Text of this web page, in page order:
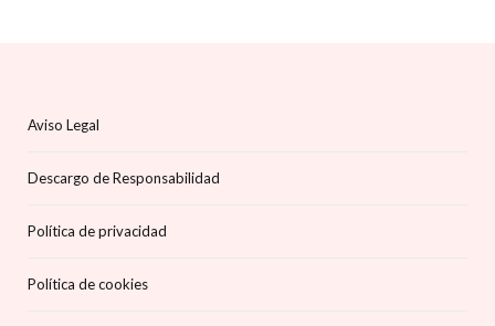
Aviso Legal
Descargo de Responsabilidad
Política de privacidad
Política de cookies